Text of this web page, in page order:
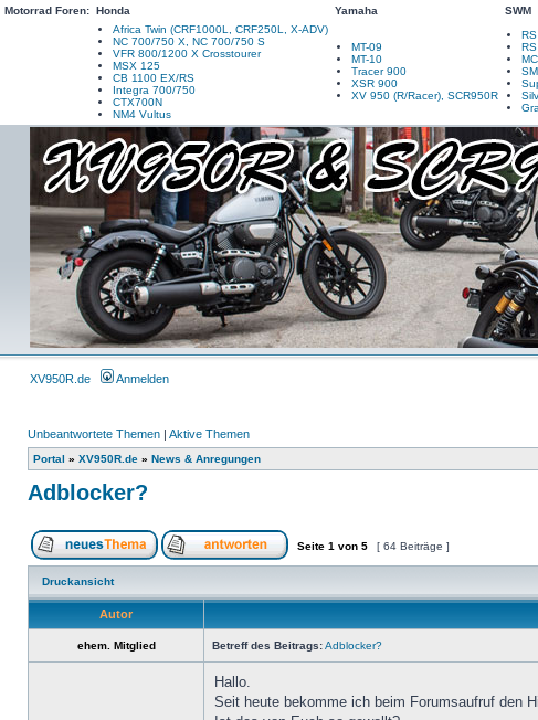
Motorrad Foren: Honda Yamaha SWM
Africa Twin (CRF1000L, CRF250L, X-ADV)
NC 700/750 X, NC 700/750 S
VFR 800/1200 X Crosstourer
MSX 125
CB 1100 EX/RS
Integra 700/750
CTX700N
NM4 Vultus
MT-09
MT-10
Tracer 900
XSR 900
XV 950 (R/Racer), SCR950R
XV950R.de Anmelden
Unbeantwortete Themen | Aktive Themen
Portal » XV950R.de » News & Anregungen
Adblocker?
Seite 1 von 5 [ 64 Beiträge ]
Druckansicht
Autor
ehem. Mitglied Betreff des Beitrags:Adblocker?
Hallo.
Seit heute bekomme ich beim Forumsaufruf den